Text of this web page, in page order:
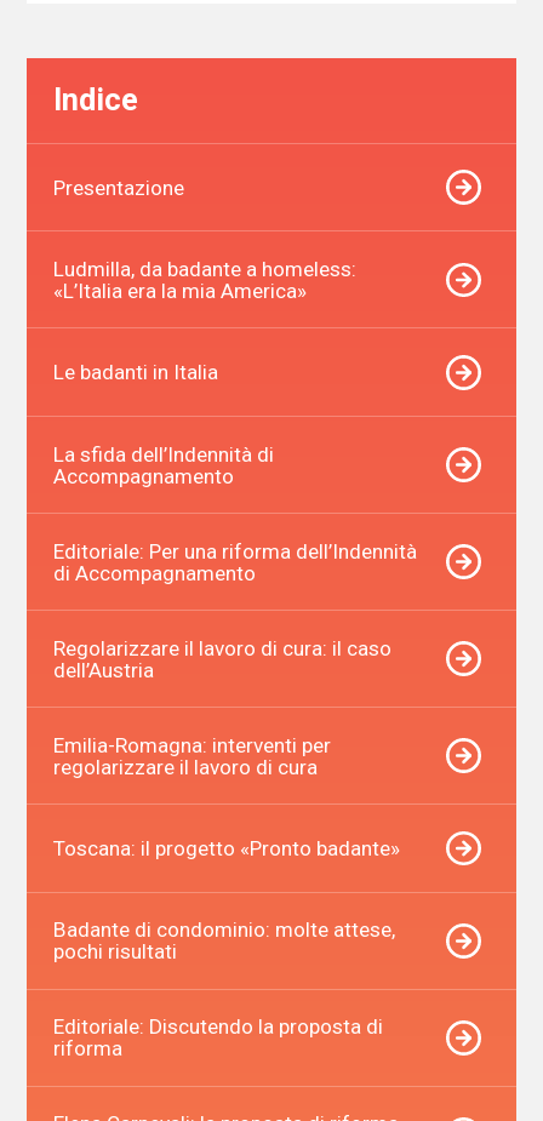
Indice
Presentazione
Ludmilla, da badante a homeless:
«L’Italia era la mia America»
Le badanti in Italia
La sfida dell’Indennità di
Accompagnamento
Editoriale: Per una riforma dell’Indennità
di Accompagnamento
Regolarizzare il lavoro di cura: il caso
dell’Austria
Emilia-Romagna: interventi per
regolarizzare il lavoro di cura
Toscana: il progetto «Pronto badante»
Badante di condominio: molte attese,
pochi risultati
Editoriale: Discutendo la proposta di
riforma